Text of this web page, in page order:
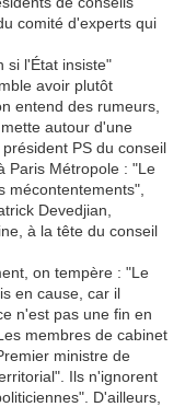
comité d'experts qui
si l'État insiste"
avoir plutôt
entend des rumeurs,
autour d'une
PS du conseil
Paris Métropole : "Le
mécontentements",
Devedjian,
à la tête du conseil
on tempère : "Le
en cause, car il
n'est pas une fin en
membres de cabinet
ministre de
Ils n'ignorent
D'ailleurs,